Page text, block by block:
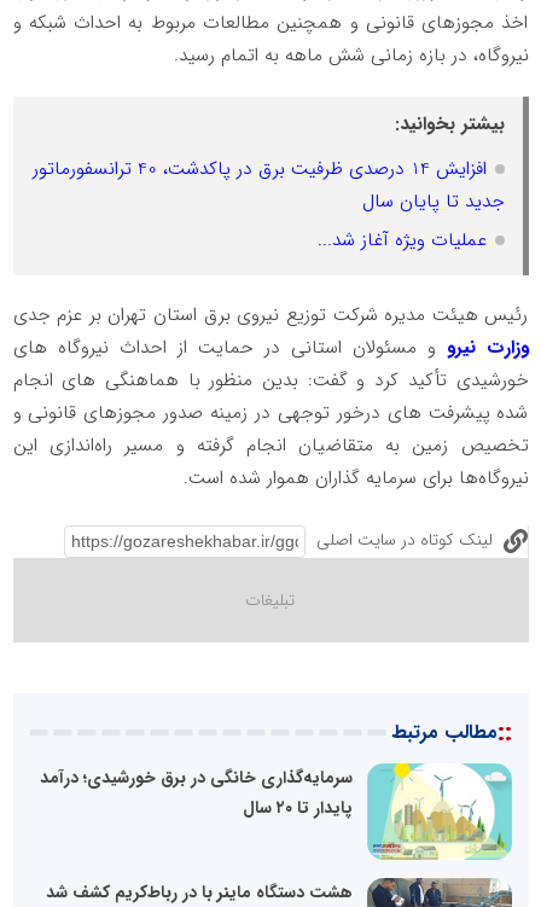
اخذ مجوزهای قانونی و همچنین مطالعات مربوط به احداث شبکه و
نیروگاه، در بازه زمانی شش ماهه به اتمام رسید.
بیشتر بخوانید:
افزایش 14 درصدی ظرفیت برق در پاکدشت، 40 ترانسفورماتور
جدید تا پایان سال
عملیات ویژه آغاز شد...
رئیس هیئت مدیره شرکت توزیع نیروی برق استان تهران بر عزم جدی
وزارت نیرو و مسئولان استانی در حمایت از احداث نیروگاه های
خورشیدی تأکید کرد و گفت: بدین منظور با هماهنگی های انجام
شده پیشرفت های درخور توجهی در زمینه صدور مجوزهای قانونی و
تخصیص زمین به متقاضیان انجام گرفته و مسیر راه‌اندازی این
نیروگاه‌ها برای سرمایه گذاران هموار شده است.
لینک کوتاه در سایت اصلی
::مطالب مرتبط
سرمایه‌گذاری خانگی در برق خورشیدی؛ درآمد
پایدار تا ۲۰ سال
هشت دستگاه ماینر با در رباط‌کریم کشف شد